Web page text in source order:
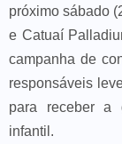
próximo sábado
e Catuaí
campanha de
responsáveis
para receber a
infantil.